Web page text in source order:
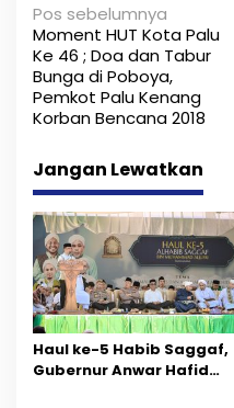
N
a
v
i
g
a
s
i
p
o
s
Pos sebelumnya
Moment HUT Kota Palu
Ke 46 ; Doa dan Tabur
Bunga di Poboya,
Pemkot Palu Kenang
Korban Bencana 2018
Jangan Lewatkan
Haul ke-5 Habib Saggaf,
Gubernur Anwar Hafid